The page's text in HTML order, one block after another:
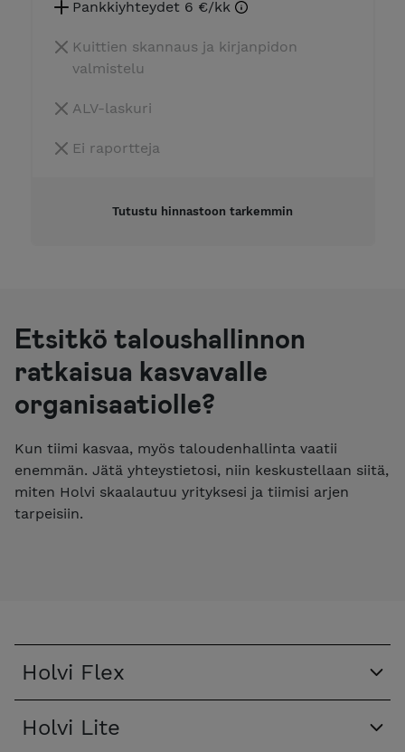
Pankkiyhteydet 6 €/kk
Kuittien skannaus ja kirjanpidon
valmistelu
ALV-laskuri
Ei raportteja
Tutustu hinnastoon tarkemmin
Etsitkö taloushallinnon
ratkaisua kasvavalle
organisaatiolle?
Kun tiimi kasvaa, myös taloudenhallinta vaatii
enemmän. Jätä yhteystietosi, niin keskustellaan siitä,
miten Holvi skaalautuu yrityksesi ja tiimisi arjen
tarpeisiin.
Holvi Flex
Holvi Lite